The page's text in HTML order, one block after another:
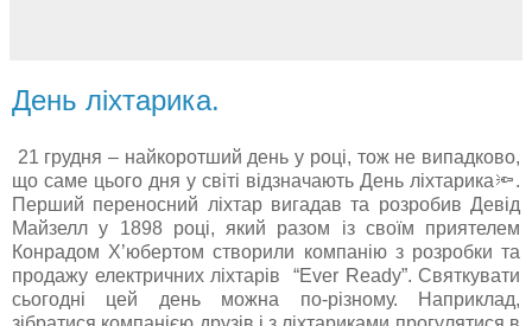
День ліхтарика.
21 грудня – найкоротший день у році, тож не випадково,
що саме цього дня у світі відзначають День ліхтарика🔦.
Перший переносний ліхтар вигадав та розробив Девід
Майзелл у 1898 році, який разом із своїм приятелем
Конрадом Х’юбертом створили компанію з розробки та
продажу електричних ліхтарів “Ever Ready”. Святкувати
сьогодні цей день можна по-різному. Наприклад,